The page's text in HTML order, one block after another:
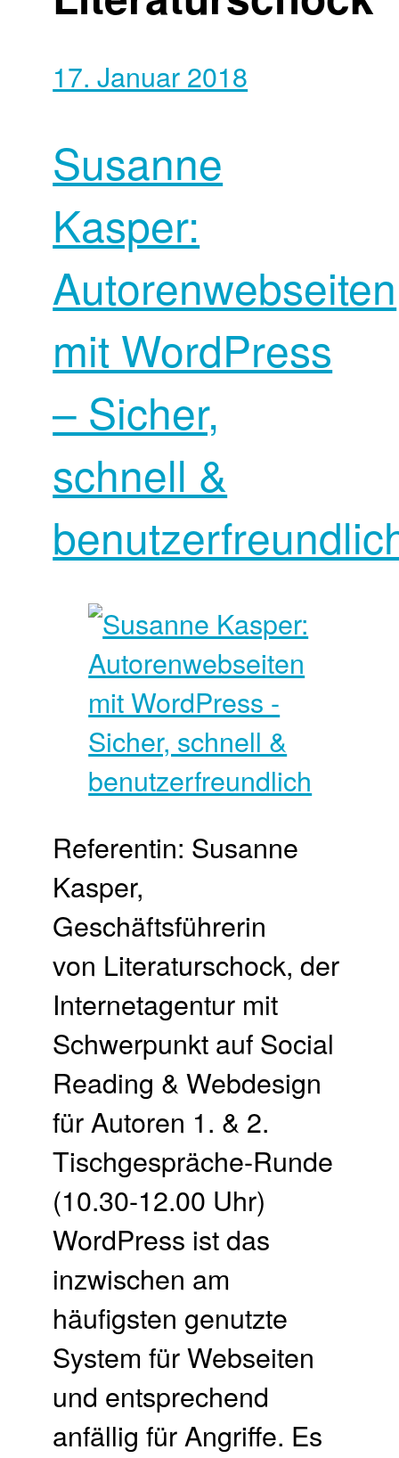
17. Januar 2018
Susanne
Kasper:
Autorenwebseiten
mit WordPress
– Sicher,
schnell &
Referentin: Susanne
Kasper,
Geschäftsführerin
von Literaturschock, der
Internetagentur mit
Schwerpunkt auf Social
Reading & Webdesign
für Autoren 1. & 2.
Tischgespräche-Runde
(10.30-12.00 Uhr)
WordPress ist das
inzwischen am
häufigsten genutzte
System für Webseiten
und entsprechend
anfällig für Angriffe. Es